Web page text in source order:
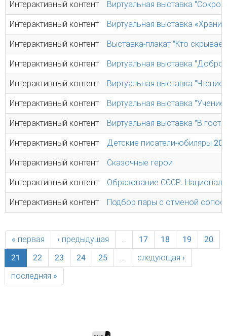
Интерактивный контент Виртуальная выставка
Интерактивный контент Виртуальная выставка
Интерактивный контент Выставка-плакат "Кто
Интерактивный контент Виртуальная выставка
Интерактивный контент Виртуальная выставка
Интерактивный контент Виртуальная выставка
Интерактивный контент Виртуальная выставка "В
Интерактивный контент Детские писатели-юбиляры
Интерактивный контент Сказочные герои
Интерактивный контент Образование СССР.
Интерактивный контент Подбор пары с отменой
« первая ‹ предыдущая … 17 18 19
20
21
22 23 24 25 …
следующая ›
последняя »